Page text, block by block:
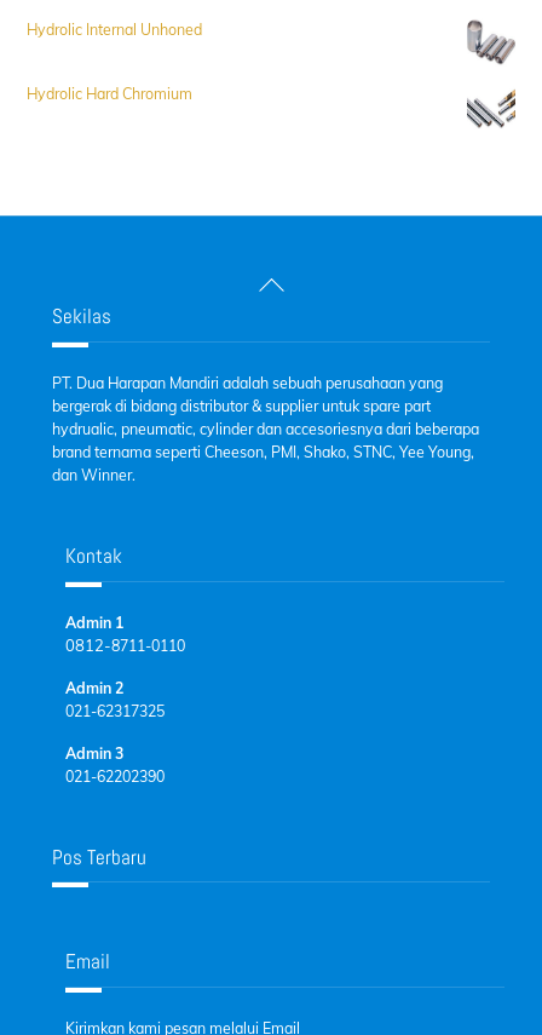
Hydrolic Internal Unhoned
Hydrolic Hard Chromium
Back
To
Sekilas
PT. Dua Harapan Mandiri adalah sebuah perusahaan yang
bergerak di bidang distributor & supplier untuk spare part
hydrualic, pneumatic, cylinder dan accesoriesnya dari beberapa
brand ternama seperti Cheeson, PMI, Shako, STNC, Yee Young,
dan Winner.
Kontak
Admin 1
0812-8711-0110
Admin 2
021-62317325
Admin 3
021-62202390
Pos Terbaru
Email
Kirimkan kami pesan melalui Email